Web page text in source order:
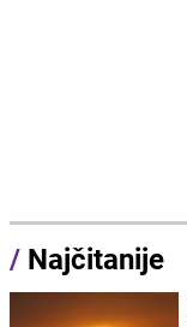
/ Najčitanije